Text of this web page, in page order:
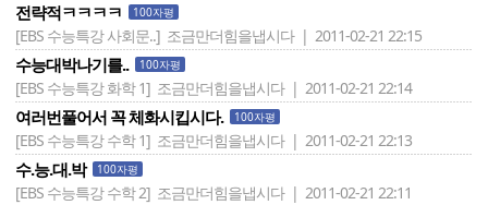
전략적ㅋㅋㅋㅋ 100자평
[EBS 수능특강 사회문..] 조금만더힘을냅시다 | 2011-02-21 22:15
수능대박나기를.. 100자평
[EBS 수능특강 화학 1] 조금만더힘을냅시다 | 2011-02-21 22:14
여러번풀어서 꼭 체화시킵시다. 100자평
[EBS 수능특강 수학 1] 조금만더힘을냅시다 | 2011-02-21 22:13
수.능.대.박 100자평
[EBS 수능특강 수학 2] 조금만더힘을냅시다 | 2011-02-21 22:11